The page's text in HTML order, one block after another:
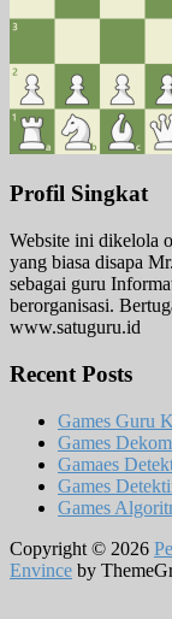
Profil Singkat
Website ini dikelola
yang biasa disapa
sebagai guru
berorganisasi.
www.satuguru.id
Recent Posts
Games Guru
Games
Gamaes
Games
Games
Copyright © 2026
Envince by